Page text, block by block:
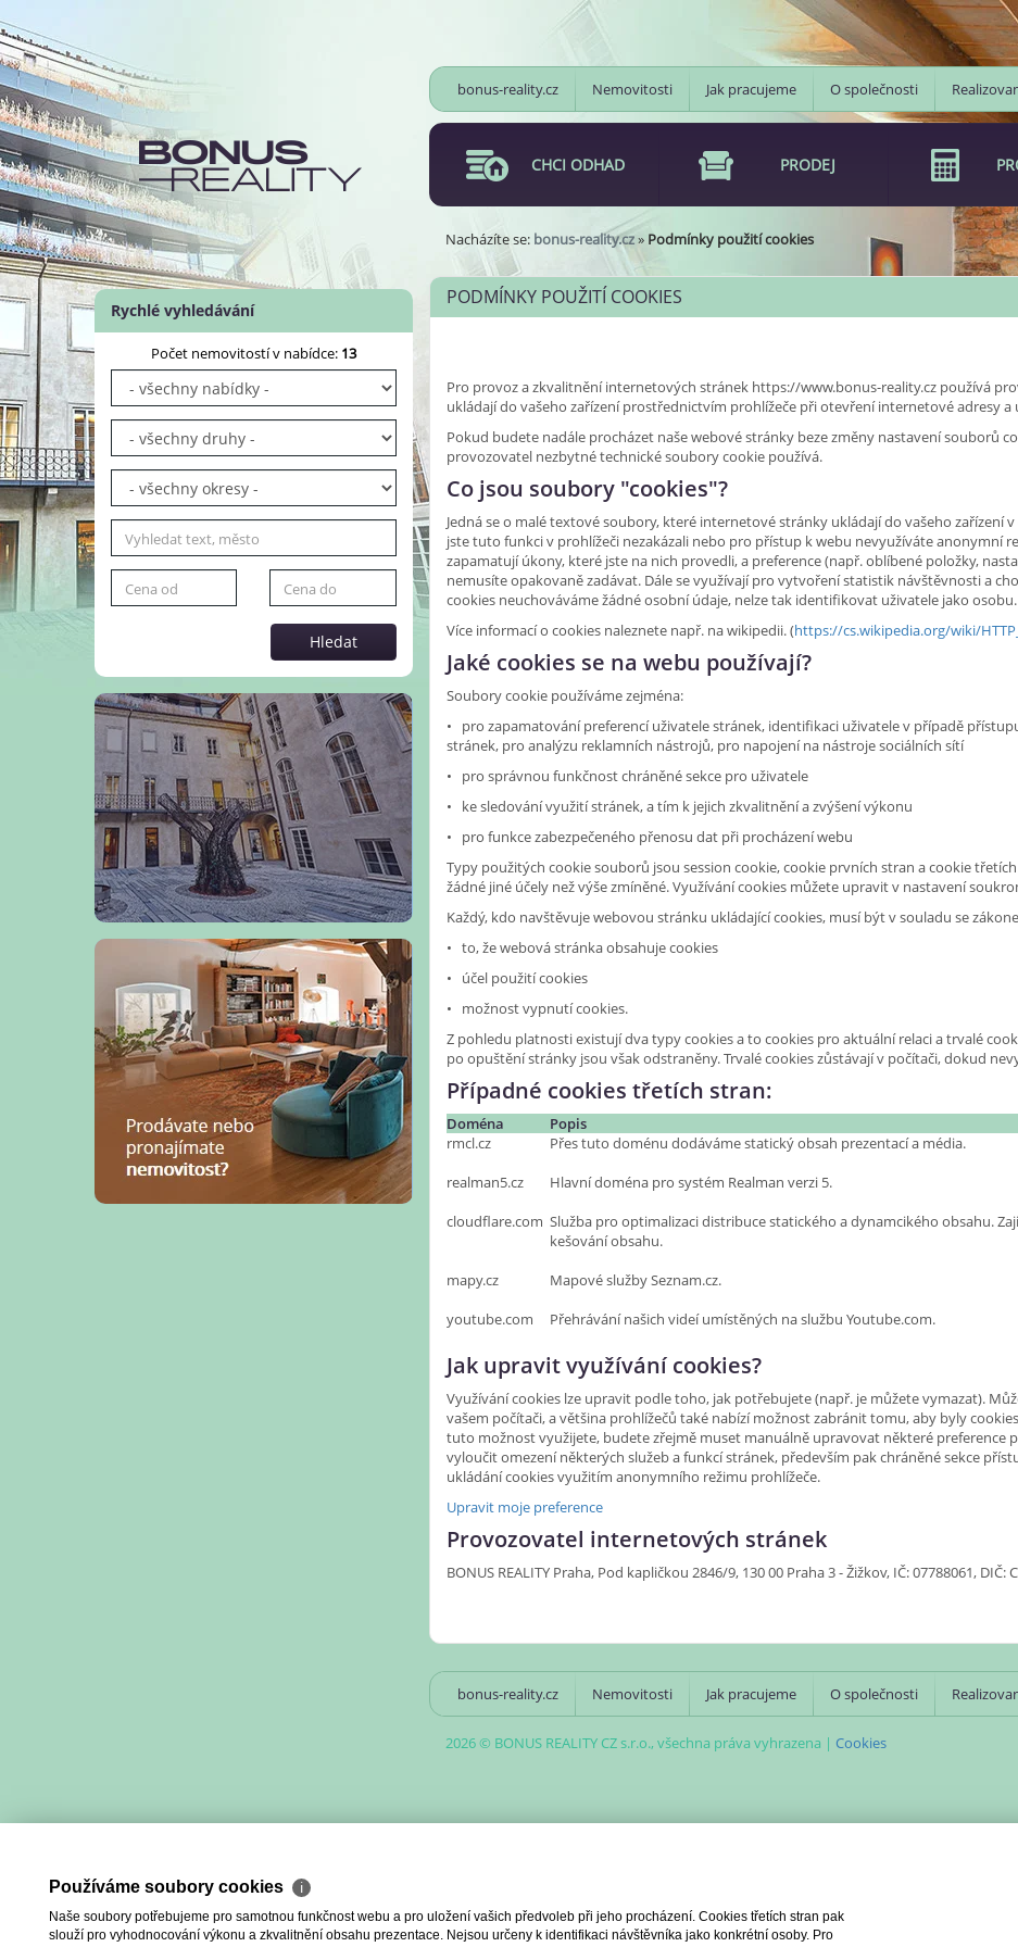
bonus-reality.cz Nemovitosti Jak pracujeme O společnosti
CHCI ODHAD PRODEJ
Rychlé vyhledávání
Počet nemovitostí v nabídce: 13
Hledat
Nacházíte se: bonus-reality.cz» Podmínky použití cookies
PODMÍNKY POUŽITÍ COOKIES
Pro provoz a zkvalitnění internetových stránek https://www.bonus-reality.cz používá
ukládají do vašeho zařízení prostřednictvím prohlížeče při otevření internetové adresy
Pokud budete nadále procházet naše webové stránky beze změny nastavení souborů
provozovatel nezbytné technické soubory cookie používá.
Co jsou soubory "cookies"?
Jedná se o malé textové soubory, které internetové stránky ukládají do vašeho
jste tuto funkci v prohlížeči nezakázali nebo pro přístup k webu nevyužíváte anonymní
zapamatují úkony, které jste na nich provedli, a preference (např. oblíbené položky,
nemusíte opakovaně zadávat. Dále se využívají pro vytvoření statistik návštěvnosti a
cookies neuchováváme žádné osobní údaje, nelze tak identifikovat uživatele jako osobu.
Více informací o cookies naleznete např. na wikipedii. (https://cs.wikipedia.org/wiki/
Jaké cookies se na webu používají?
Soubory cookie používáme zejména:
• pro zapamatování preferencí uživatele stránek, identifikaci uživatele v případě
stránek, pro analýzu reklamních nástrojů, pro napojení na nástroje sociálních sítí
• pro správnou funkčnost chráněné sekce pro uživatele
• ke sledování využití stránek, a tím k jejich zkvalitnění a zvýšení výkonu
• pro funkce zabezpečeného přenosu dat při procházení webu
Typy použitých cookie souborů jsou session cookie, cookie prvních stran a cookie
žádné jiné účely než výše zmíněné. Využívání cookies můžete upravit v nastavení
Každý, kdo navštěvuje webovou stránku ukládající cookies, musí být v souladu se
• to, že webová stránka obsahuje cookies
• účel použití cookies
• možnost vypnutí cookies.
Z pohledu platnosti existují dva typy cookies a to cookies pro aktuální relaci a trvalé
po opuštění stránky jsou však odstraněny. Trvalé cookies zůstávají v počítači, dokud
Případné cookies třetích stran:
Doména
Popis
rmcl.cz
Přes tuto doménu dodáváme statický obsah prezentací a média.
realman5.cz
Hlavní doména pro systém Realman verzi 5.
cloudflare.com Služba pro optimalizaci distribuce statického a dynamcikého obsahu.
kešování obsahu.
mapy.cz
Mapové služby Seznam.cz.
youtube.com
Přehrávání našich videí umístěných na službu Youtube.com.
Jak upravit využívání cookies?
Využívání cookies lze upravit podle toho, jak potřebujete (např. je můžete vymazat).
vašem počítači, a většina prohlížečů také nabízí možnost zabránit tomu, aby byly
tuto možnost využijete, budete zřejmě muset manuálně upravovat některé preference
vyloučit omezení některých služeb a funkcí stránek, především pak chráněné sekce
ukládání cookies využitím anonymního režimu prohlížeče.
Upravit moje preference
Provozovatel internetových stránek
BONUS REALITY Praha, Pod kapličkou 2846/9, 130 00 Praha 3 - Žižkov, IČ: 07788061, DIČ:
bonus-reality.cz Nemovitosti Jak pracujeme O společnosti
2026 © BONUS REALITY CZ s.r.o., všechna práva vyhrazena | Cookies
Používáme soubory cookies ℹ
Naše soubory potřebujeme pro samotnou funkčnost webu a pro uložení vašich předvoleb při jeho procházení. Cookies třetích stran pak
slouží pro vyhodnocování výkonu a zkvalitnění obsahu prezentace. Nejsou určeny k identifikaci návštěvníka jako konkrétní osoby. Pro